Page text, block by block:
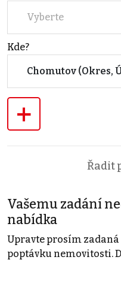
Vyberte
Kde?
Chomutov (Okres,
+
Řadit
Vašemu zadání
nabídka
Upravte prosím
poptávku nemovitosti.